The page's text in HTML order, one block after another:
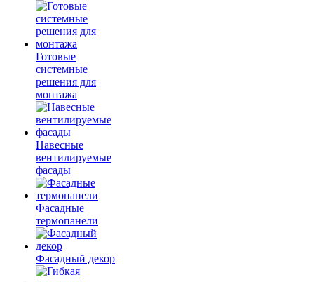
Готовые
системные
решения для
монтажа
Навесные
вентилируемые
фасады
Фасадные
термопанели
Фасадный декор